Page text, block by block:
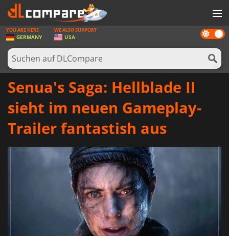
SPIELE
SPIEL KARTEN
SOFTWARE
ANMELDEN ODER REGISTRIEREN
Dark
mode
YOU ARE HERE
GERMANY
WE ALSO SUPPORT
USA
Senua's Saga: Hellblade II
sieht im neuen Gameplay-
Trailer fantastish aus